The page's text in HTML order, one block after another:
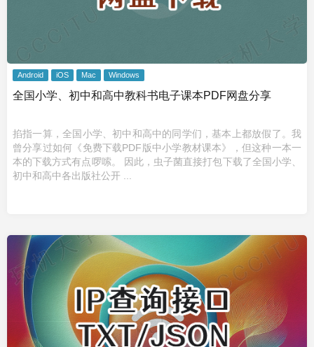
Android iOS Mac Windows
全国小学、初中和高中教科书电子课本PDF网盘分享
掐指一算，全国小学、初中和高中的同学们，基本上都放假了。我
曾分享过如何《免费下载PDF版中小学教材课本》，但这种一本一
本的下载方式有点啰嗦。 因此，虫子菌直接打包下载了全国小学、
初中和高中各出版社公开 ...